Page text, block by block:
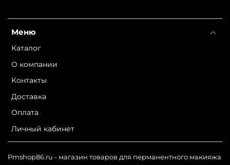
Меню
Каталог
О компании
Контакты
Доставка
Оплата
Личный кабинет
Pmshop86.ru - магазин товаров для перманентного макияжа